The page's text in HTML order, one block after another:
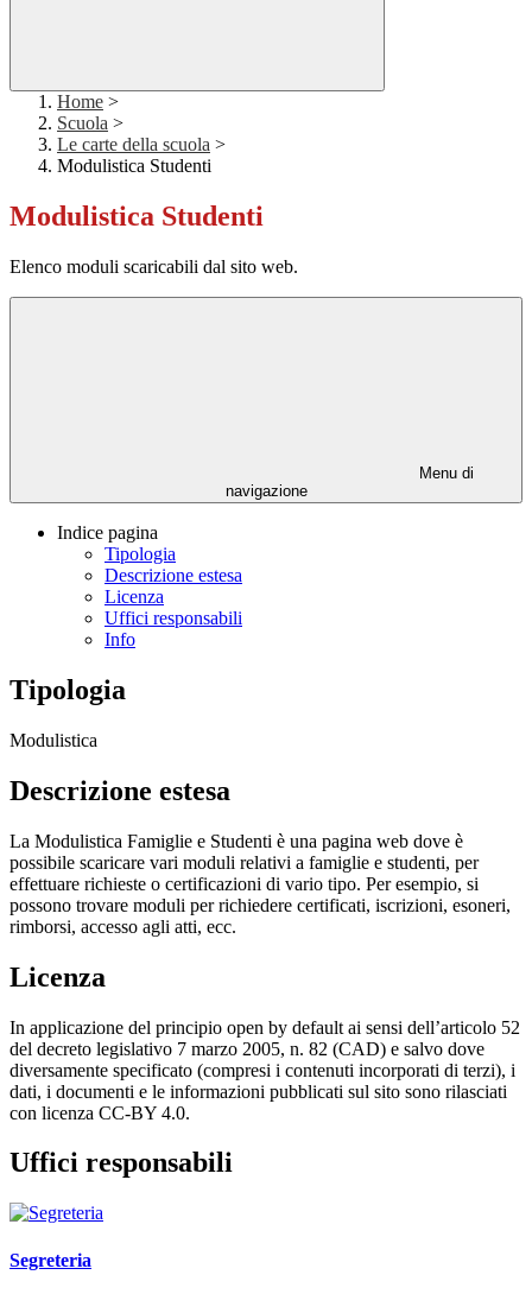
Home >
Scuola >
Le carte della scuola >
Modulistica Studenti
Modulistica Studenti
Elenco moduli scaricabili dal sito web.
Menu di
navigazione
Indice pagina
Tipologia
Descrizione estesa
Licenza
Uffici responsabili
Info
Tipologia
Modulistica
Descrizione estesa
La Modulistica Famiglie e Studenti è una pagina web dove è
possibile scaricare vari moduli relativi a famiglie e studenti, per
effettuare richieste o certificazioni di vario tipo. Per esempio, si
possono trovare moduli per richiedere certificati, iscrizioni, esoneri,
rimborsi, accesso agli atti, ecc.
Licenza
In applicazione del principio open by default ai sensi dell’articolo 52
del decreto legislativo 7 marzo 2005, n. 82 (CAD) e salvo dove
diversamente specificato (compresi i contenuti incorporati di terzi), i
dati, i documenti e le informazioni pubblicati sul sito sono rilasciati
con licenza CC-BY 4.0.
Uffici responsabili
Segreteria